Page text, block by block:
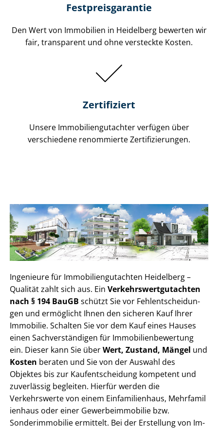
Festpreis​garantie
Den Wert von Immobilien in Heidelberg bewerten wir
fair, transparent und ohne versteckte Kosten.
Zertifiziert
Unsere Immobilien­gutachter verfügen über
verschiedene renommierte Zer­ti­fi­zie­run­gen.
Ingenieure für Im­mo­bi­li­en­gut­ach­ten Heidelberg –
Qualität zahlt sich aus. Ein Ver­kehrs­wert­gut­ach­ten
nach § 194 BauGB schützt Sie vor Fehl­ent­schei­dun­
gen und ermöglicht Ihnen den sicheren Kauf Ihrer
Immobilie. Schalten Sie vor dem Kauf eines Hauses
einen Sach­ver­stän­di­gen für Im­mo­bi­li­en­be­wer­tung
ein. Dieser kann Sie überWert, Zustand, Mängel und
Kosten beraten und Sie von der Auswahl des
Objektes bis zur Kauf­ent­schei­dung kompetent und
zuverlässig begleiten. Hierfür werden die
Verkehrswerte von einem Einfamilienhaus, Mehr­fa­mi­l
i­en­haus oder einer Ge­wer­be­im­mo­bi­lie bzw.
Sonderimmobilie ermittelt. Bei der Erstellung von Im­